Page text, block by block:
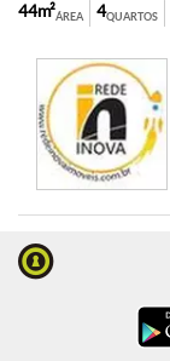
ÁREA
44m² QUARTOS
4